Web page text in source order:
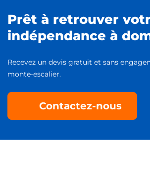
Prêt à retrouver
indépendance à
Recevez un devis gratuit et sans
monte-escalier.
Contactez-nous